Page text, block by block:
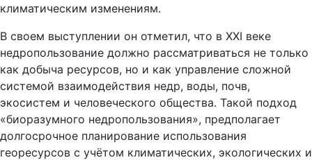
климатическим изменениям.
В своем выступлении он отметил, что в XXI веке
недропользование должно рассматриваться не только
как добыча ресурсов, но и как управление сложной
системой взаимодействия недр, воды, почв,
экосистем и человеческого общества. Такой подход
«биоразумного недропользования», предполагает
долгосрочное планирование использования
георесурсов с учётом климатических, экологических и